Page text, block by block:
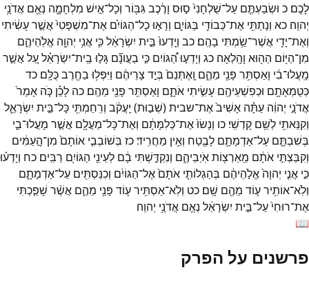
לָכֶֽם׃ כ וּשְׂבַעְתֶּ֤ם עַל־שֻׁלְחָנִי֙ ס֣וּס וָרֶ֔כֶבגִּבּ֖וֹר וְכָל־אִ֣ישׁ מִלְחָמָ֑ה נְאֻ֖ם אֲדֹנָ֥י
יְהוִֽה׃ כא וְנָתַתִּ֥י אֶת־כְּבוֹדִ֖י בַּגּוֹיִ֑ם וְרָא֣וּכָל־הַגּוֹיִ֗ם אֶת־מִשְׁפָּטִי֙אֲשֶׁ֣רעָשִׂ֔יתִי
וְאֶת־יָדִ֖י אֲשֶׁר־שַׂ֥מְתִּי בָהֶֽם׃ כב וְיָֽדְעוּ֙ בֵּ֣ית יִשְׂרָאֵ֔לכִּ֛י אֲנִ֥י יְהוָ֖ה אֱלֹֽהֵיהֶ֑ם
מִן־הַיּ֥וֹם הַה֖וּא וָהָֽלְאָה׃ כג וְיָדְע֣וּהַ֠גּוֹיִם כִּ֣י בַעֲוֺנָ֞ם גָּל֣וּ בֵֽית־יִשְׂרָאֵ֗לעַ֚לאֲשֶׁ֣ר
מָֽעֲלוּ־בִ֔י וָאַסְתִּ֥ר פָּנַ֖י מֵהֶ֑ם וָֽאֶתְּנֵם֙ בְּיַ֣ד צָרֵיהֶ֔ם וַיִּפְּל֥וּ בַחֶ֖רֶבכֻּלָּֽם׃ כד
כְּטֻמְאָתָ֥ם וּכְפִשְׁעֵיהֶ֖ם עָשִׂ֣יתִי אֹתָ֑ם וָאַסְתִּ֥ר פָּנַ֖י מֵהֶֽם׃ כה לָכֵ֗ן כֹּ֤ה אָמַר֙
אֲדֹנָ֣י יְהוִ֔ה עַתָּ֗ה אָשִׁיב֙אֶת־שבית(שְׁב֣וּת) יַֽעֲקֹ֔ב וְרִֽחַמְתִּ֖י כָּל־בֵּ֣ית יִשְׂרָאֵ֑ל
וְקִנֵּאתִ֖י לְשֵׁ֥ם קָדְשִֽׁי׃ כו וְנָשׂוּ֙אֶת־כְּלִמָּתָ֔ם וְאֶת־כָּל־מַעֲלָ֖ם אֲשֶׁ֣ר מָעֲלוּ־בִ֑י
בְּשִׁבְתָּ֧ם עַל־אַדְמָתָ֛ם לָבֶ֖טַח וְאֵ֥ין מַחֲרִֽיד׃כז בְּשׁוֹבְבִ֤י אוֹתָם֙ מִן־הָ֣עַמִּ֔ים
וְקִבַּצְתִּ֣י אֹתָ֔ם מֵֽאַרְצ֖וֹתאֹֽיְבֵיהֶ֑ם וְנִקְדַּ֣שְׁתִּי בָ֔ם לְעֵינֵ֖י הַגּוֹיִ֥ם רַבִּֽים׃ כח וְיָדְע֗וּ
כִּ֣י אֲנִ֤י יְהוָה֙אֱלֹ֣הֵיהֶ֔ם בְּהַגְלוֹתִ֤י אֹתָם֙אֶל־הַגּוֹיִ֔ם וְכִנַּסְתִּ֖ים עַל־אַדְמָתָ֑ם
וְלֹֽא־אוֹתִ֥ירע֛וֹד מֵהֶ֖ם שָֽׁם׃ כט וְלֹֽא־אַסְתִּ֥ירע֛וֹד פָּנַ֖י מֵהֶ֑ם אֲשֶׁ֨ר שָׁפַ֤כְתִּי
אֶת־רוּחִי֙עַל־בֵּ֣ית יִשְׂרָאֵ֔ל נְאֻ֖ם אֲדֹנָ֥י יְהוִֽה׃
📖
פרשנים על הפרק